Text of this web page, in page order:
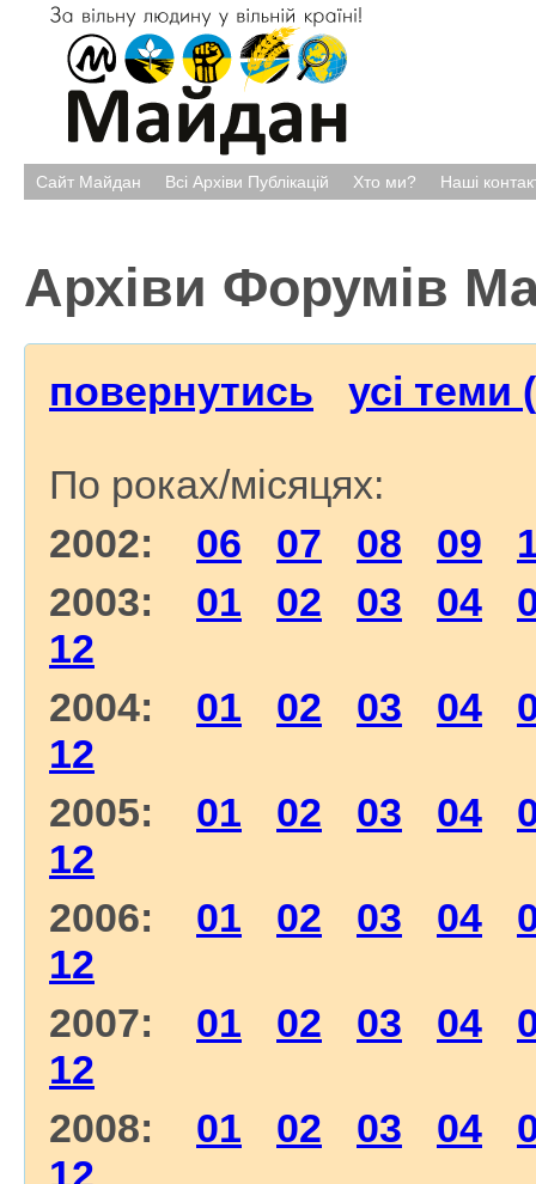
Сайт Майдан Всі Архіви Публікацій Хто ми? Наші
Архіви Форумів
повернутись усі теми
По роках/місяцях:
2002: 06 07 08 09
2003: 01 02 03 04
12
2004: 01 02 03 04
12
2005: 01 02 03 04
12
2006: 01 02 03 04
12
2007: 01 02 03 04
12
2008: 01 02 03 04
12